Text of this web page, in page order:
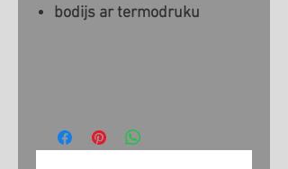
bodijs ar termodruku